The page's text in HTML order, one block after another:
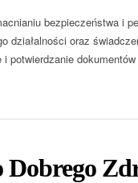
bezpieczeństwa i
oraz
potwierdzanie
Dobrego